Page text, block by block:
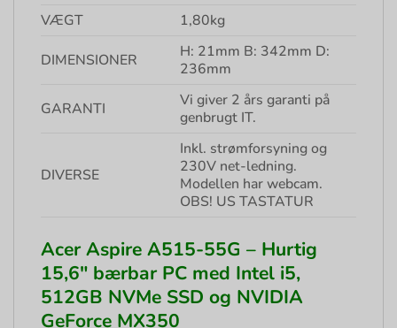
VÆGT
1,80kg
DIMENSIONER
H: 21mm B: 342mm D:
236mm
GARANTI
Vi giver 2 års garanti på
genbrugt IT.
DIVERSE
Inkl. strømforsyning og
230V net-ledning.
Modellen har webcam.
OBS! US TASTATUR
Acer Aspire A515-55G – Hurtig
15,6″ bærbar PC med Intel i5,
512GB NVMe SSD og NVIDIA
GeForce MX350